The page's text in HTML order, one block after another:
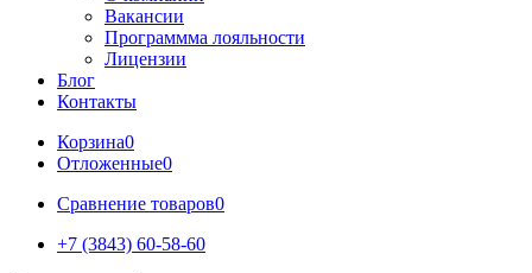
Вакансии
Программма лояльности
Лицензии
Блог
Контакты
Корзина0
Отложенные0
Сравнение товаров0
+7 (3843) 60-58-60